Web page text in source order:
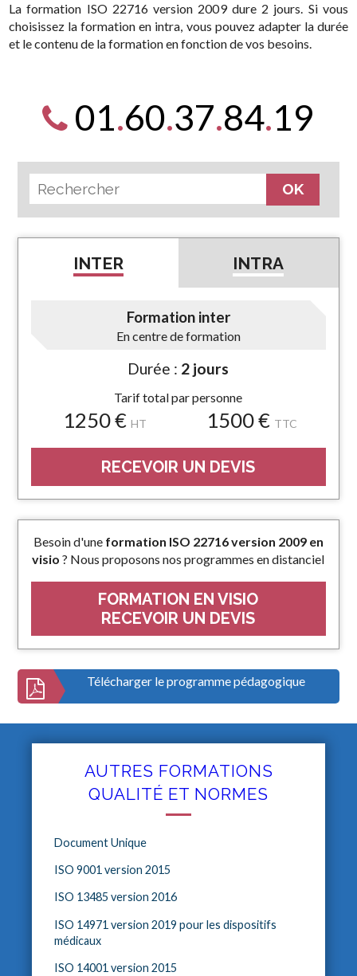
La formation ISO 22716 version 2009 dure 2 jours. Si vous
choisissez la formation en intra, vous pouvez adapter la durée
et le contenu de la formation en fonction de vos besoins.
01.60.37.84.19
INTER INTRA
Formation inter
En centre de formation
Durée : 2 jours
Tarif total par personne
1250 €HT 1500 € TTC
RECEVOIR UN DEVIS
Besoin d'une formation ISO 22716 version 2009 en
visio ? Nous proposons nos programmes en distanciel
FORMATION EN VISIO
RECEVOIR UN DEVIS
Télécharger le programme pédagogique
AUTRES FORMATIONS
QUALITÉ ET NORMES
Document Unique
ISO 9001 version 2015
ISO 13485 version 2016
ISO 14971 version 2019 pour les dispositifs
médicaux
ISO 14001 version 2015